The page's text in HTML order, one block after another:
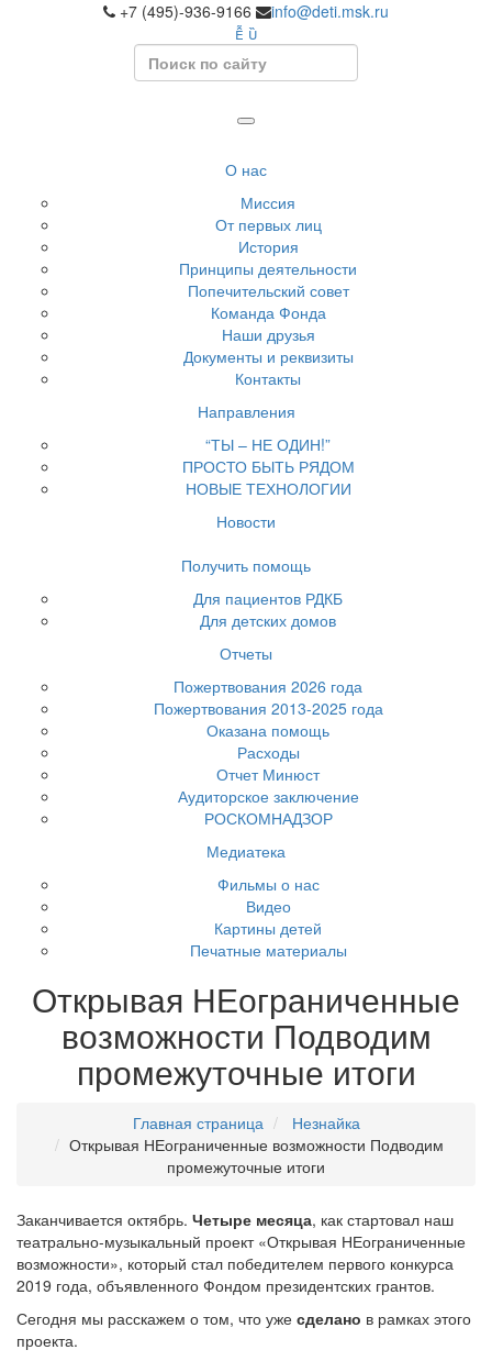
+7 (495)-936-9166 info@deti.msk.ru
Search
О нас
Миссия
От первых лиц
История
Принципы деятельности
Попечительский совет
Команда Фонда
Наши друзья
Документы и реквизиты
Контакты
Направления
“ТЫ – НЕ ОДИН!”
ПРОСТО БЫТЬ РЯДОМ
НОВЫЕ ТЕХНОЛОГИИ
Новости
Получить помощь
Для пациентов РДКБ
Для детских домов
Отчеты
Пожертвования 2026 года
Пожертвования 2013-2025 года
Оказана помощь
Расходы
Отчет Минюст
Аудиторское заключение
РОСКОМНАДЗОР
Медиатека
Фильмы о нас
Видео
Картины детей
Печатные материалы
Открывая НЕограниченные
возможности Подводим
промежуточные итоги
Главная страница
Незнайка
Открывая НЕограниченные возможности Подводим
промежуточные итоги
Заканчивается октябрь. Четыре месяца, как стартовал наш
театрально-музыкальный проект «Открывая НЕограниченные
возможности», который стал победителем первого конкурса
2019 года, объявленного Фондом президентских грантов.
Сегодня мы расскажем о том, что уже сделано в рамках этого
проекта.